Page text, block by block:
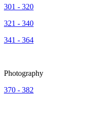
301 - 320
321 - 340
341 - 364
Photography
370 - 382